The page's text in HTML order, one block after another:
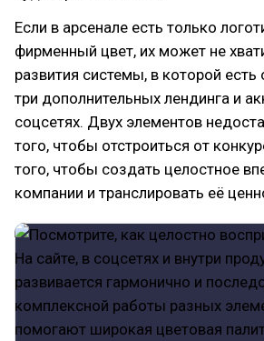
Если в арсенале есть только
фирменный цвет, их может не
развития системы, в которой есть
три дополнительных лендинга и
соцсетях. Двух элементов
того, чтобы отстроиться от
того, чтобы создать целостное
компании и транслировать её